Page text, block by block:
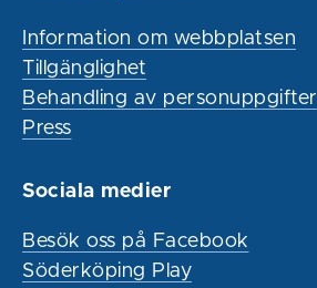
Information om webbplatsen
Tillgänglighet
Behandling av personuppgifter
Press
Sociala medier
Besök oss på Facebook
Söderköping Play